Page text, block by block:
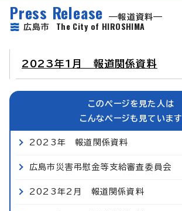
Press Release
報道資料
広島市 The City of HIROSHIMA
2023年1月 報道関係資料
このページを見た人は
こんなページも見ています
2023年 報道関係資料
広島市災害弔慰金等支給審査委員会
2023年2月 報道関係資料